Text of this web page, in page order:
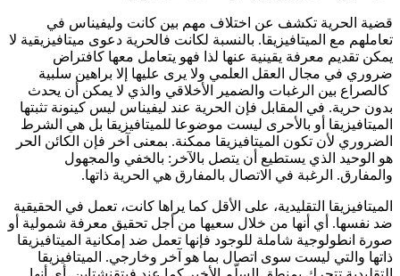
قضية الحرية تكشف عن اختلاف مهم بين كانت وليفيناس في
تعاملهم مع الميتافيزيقا. بالنسبة لكانت فالحرية دعوى ميتافيزيقية لا
يمكن تقديم معرفة يقينية عنها لذا فهو يتعامل معها كافتراض
ضروري في مجال العقل العلمي ولا يرى عليها إلا براهين سلبية
كالصراع بين الرغبات والضمير الأخلاقي والذي لا يمكن أن يحدث
بدون حرية. في المقابل فإن الحرية عند ليفيناس ليس كينونة تثبتها
الميتافيزيقا أو بالأحرى ليست موضوعا للميتافيزيقا بل هي الشرط
الضروري لأن تكون الميتافيزيقا ممكنة. بمعنى آخر فإن الكائن الحر
هو الوحيد الذي يستطيع أن يتصل بالآخر: بالخفي والمجهول
والمفارق. الرغبة في الاتصال بالمفارق هي الحرية ذاتها.
الميتافيزيقا التقليدية، على الأقل كما يراها كانت، تعمل في الحقيقية
ضد نفسها. أي أنها من خلال سعيها من أجل تحقيق معرفة شمولية أو
صورة انطولوجية شاملة للوجود فإنها تعمل ضد إمكانية الميتافيزيقا
ذاتها والتي ليست سوى اتصال بما هو آخر وخارجي. الميتافيزيقا